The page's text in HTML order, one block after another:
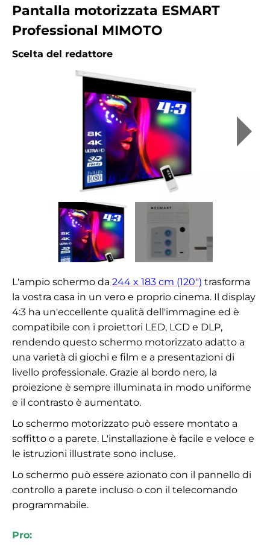
Pantalla motorizzata ESMART
Professional MIMOTO
Scelta del redattore
L'ampio schermo da 244 x 183 cm (120") trasforma
la vostra casa in un vero e proprio cinema. Il display
4:3 ha un'eccellente qualità dell'immagine ed è
compatibile con i proiettori LED, LCD e DLP,
rendendo questo schermo motorizzato adatto a
una varietà di giochi e film e a presentazioni di
livello professionale. Grazie al bordo nero, la
proiezione è sempre illuminata in modo uniforme
e il contrasto è aumentato.
Lo schermo motorizzato può essere montato a
soffitto o a parete. L'installazione è facile e veloce e
le istruzioni illustrate sono incluse.
Lo schermo può essere azionato con il pannello di
controllo a parete incluso o con il telecomando
programmabile.
Pro: